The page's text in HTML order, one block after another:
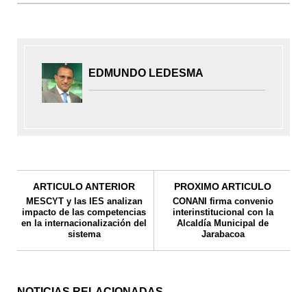
EDMUNDO LEDESMA
ARTICULO ANTERIOR
MESCYT y las IES analizan
impacto de las competencias
en la internacionalización del
sistema
PROXIMO ARTICULO
CONANI firma convenio
interinstitucional con la
Alcaldía Municipal de
Jarabacoa